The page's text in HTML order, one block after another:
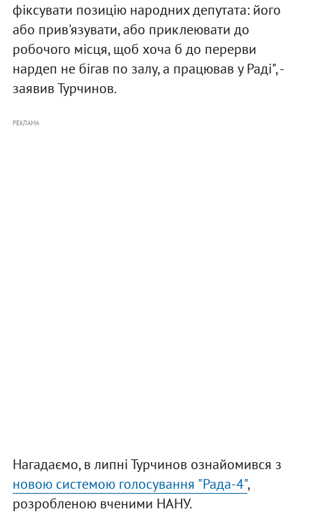
фіксувати позицію народних депутата: його
або прив'язувати, або приклеювати до
робочого місця, щоб хоча б до перерви
нардеп не бігав по залу, а працював у Раді", -
заявив Турчинов.
РЕКЛАМА
Нагадаємо, в липні Турчинов ознайомився з
новою системою голосування "Рада-4",
розробленою вченими НАНУ.